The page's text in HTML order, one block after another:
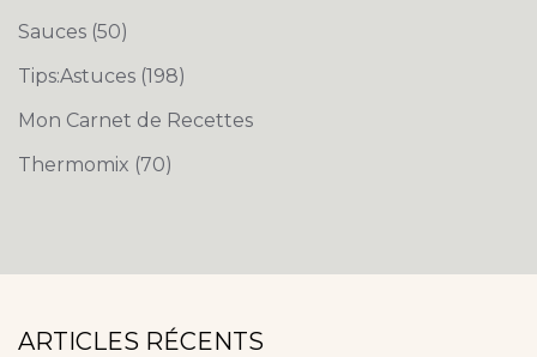
Sauces (50)
Tips:Astuces (198)
Mon Carnet de Recettes
Thermomix (70)
ARTICLES RÉCENTS